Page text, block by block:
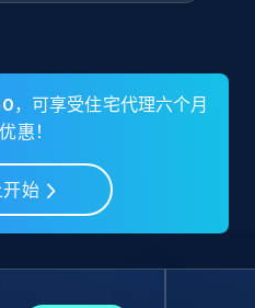
，可享受住宅代理六个月
惠！
开始